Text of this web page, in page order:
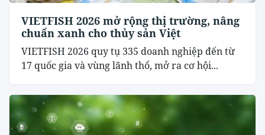
VIETFISH 2026 mở rộng thị trường, nâng
chuẩn xanh cho thủy sản Việt
VIETFISH 2026 quy tụ 335 doanh nghiệp đến từ
17 quốc gia và vùng lãnh thổ, mở ra cơ hội...